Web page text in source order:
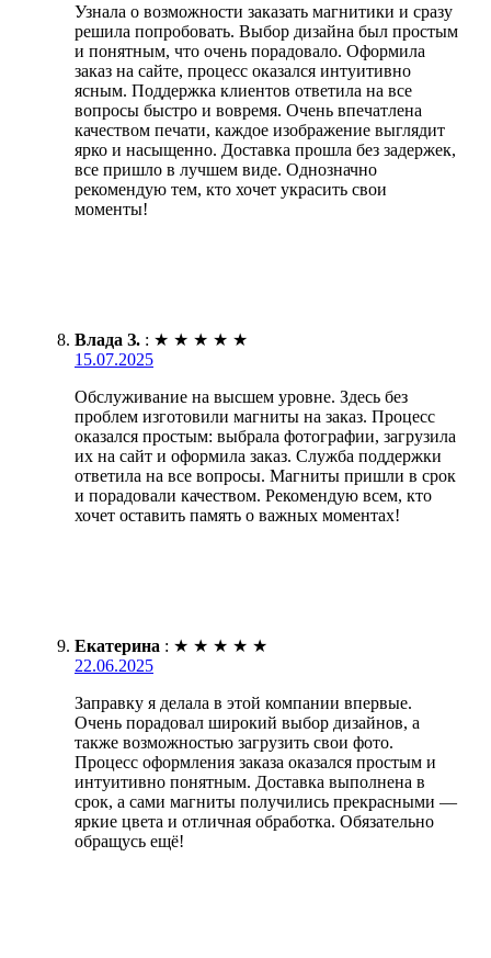
Узнала о возможности заказать магнитики и сразу
решила попробовать. Выбор дизайна был простым
и понятным, что очень порадовало. Оформила
заказ на сайте, процесс оказался интуитивно
ясным. Поддержка клиентов ответила на все
вопросы быстро и вовремя. Очень впечатлена
качеством печати, каждое изображение выглядит
ярко и насыщенно. Доставка прошла без задержек,
все пришло в лучшем виде. Однозначно
рекомендую тем, кто хочет украсить свои
моменты!
Влада З. : ★ ★ ★ ★ ★
15.07.2025
Обслуживание на высшем уровне. Здесь без
проблем изготовили магниты на заказ. Процесс
оказался простым: выбрала фотографии, загрузила
их на сайт и оформила заказ. Служба поддержки
ответила на все вопросы. Магниты пришли в срок
и порадовали качеством. Рекомендую всем, кто
хочет оставить память о важных моментах!
Екатерина : ★ ★ ★ ★ ★
22.06.2025
Заправку я делала в этой компании впервые.
Очень порадовал широкий выбор дизайнов, а
также возможностью загрузить свои фото.
Процесс оформления заказа оказался простым и
интуитивно понятным. Доставка выполнена в
срок, а сами магниты получились прекрасными —
яркие цвета и отличная обработка. Обязательно
обращусь ещё!